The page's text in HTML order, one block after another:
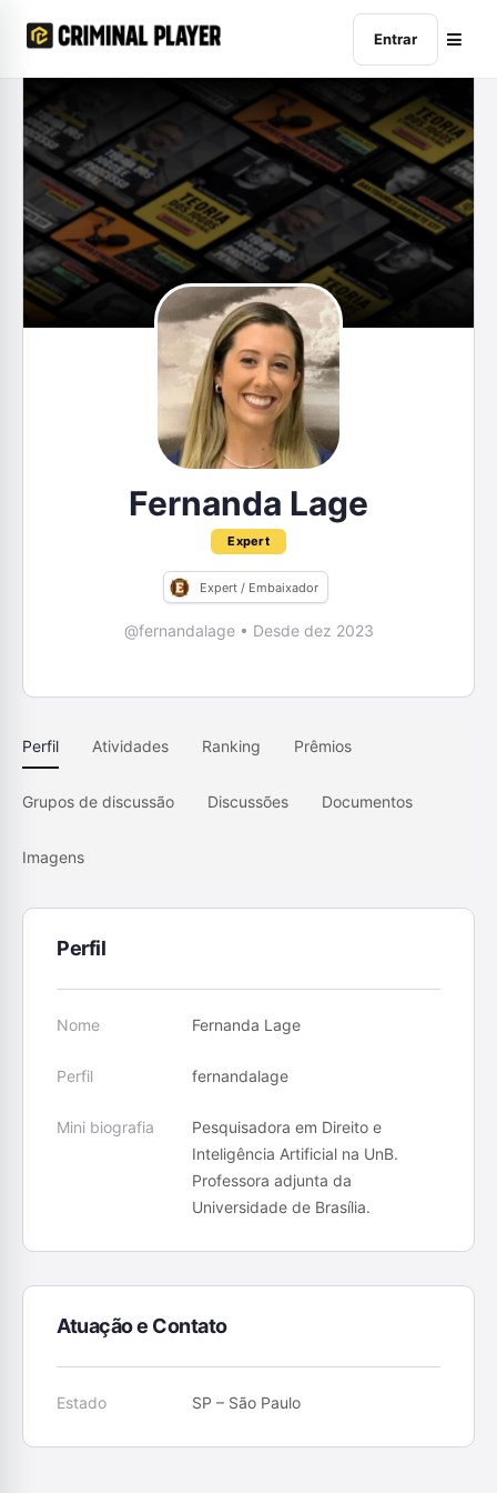
Entrar
Fernanda Lage
Expert
Expert / Embaixador
@fernandalage • Desde dez 2023
Perfil Atividades Ranking Prêmios
Grupos de discussão Discussões Documentos
Imagens
Perfil
Nome Fernanda Lage
Perfil fernandalage
Mini biografia
Pesquisadora em Direito e
Inteligência Artificial na UnB.
Professora adjunta da
Universidade de Brasília.
Atuação e Contato
Estado SP – São Paulo